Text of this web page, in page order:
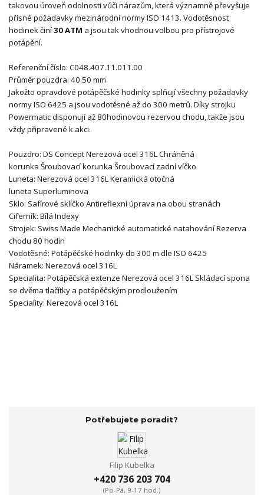
takovou úroveň odolnosti vůči nárazům, která významně převyšuje
přísné požadavky mezinárodní normy ISO 1413. Vodotěsnost
hodinek činí30 ATM a jsou tak vhodnou volbou pro přístrojové
potápění.
Referenční číslo: C048.407.11.011.00
Průměr pouzdra: 40.50 mm
Jakožto opravdové potápěčské hodinky splňují všechny požadavky
normy ISO 6425 a jsou vodotěsné až do 300 metrů. Díky strojku
Powermatic disponují až 80hodinovou rezervou chodu, takže jsou
vždy připravené k akci.
Pouzdro: DS ConceptNerezová ocel 316LChráněná
korunka Šroubovací korunka Šroubovací zadní víčko
Luneta: Nerezová ocel 316LKeramická otočná
luneta Superluminova
Sklo: Safírové sklíčko Antireflexní úprava na obou stranách
Ciferník: Bílá Indexy
Strojek: Swiss Made Mechanické automatické natahováníRezerva
chodu 80 hodin
Vodotěsné: Potápěčské hodinky do 300 m dle ISO 6425
Náramek: Nerezová ocel 316L
Specialita: Potápěčská extenze Nerezová ocel 316L Skládací spona
se dvěma tlačítky a potápěčským prodloužením
Speciality: Nerezová ocel 316L
Potřebujete poradit?
Filip Kubelka
+420 736 203 704
(Po-Pá, 9-17 hod.)